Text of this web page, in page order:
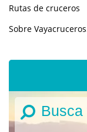
Rutas de cruceros
Sobre
Busca